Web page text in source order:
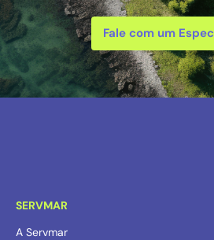
Fale com um
SERVMAR
A Servmar